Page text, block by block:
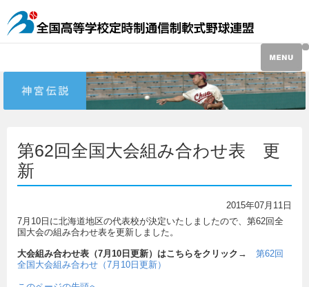
第62回全国大会組み合わせ表 更
新
2015年07月11日
7月10日に北海道地区の代表校が決定いたしましたので、第62回全
国大会の組み合わせ表を更新しました。
大会組み合わせ表（7月10日更新）はこちらをクリック → 第62回
全国大会組み合わせ（7月10日更新）